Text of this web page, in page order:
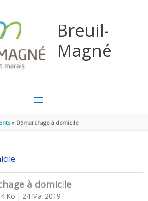
Breuil-
Magné
MENU
PRINCIPAL
Démarchage à domicile
à domicile
Ko | 24 Mai 2019